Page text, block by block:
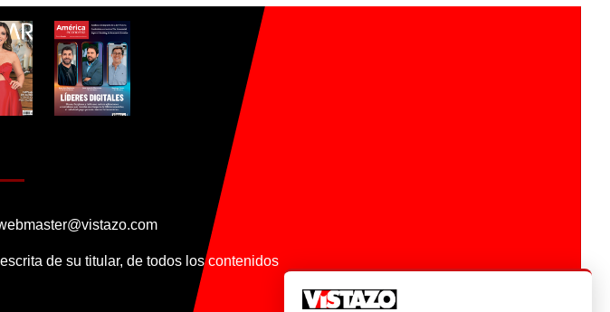
de su titular, de todos los contenidos